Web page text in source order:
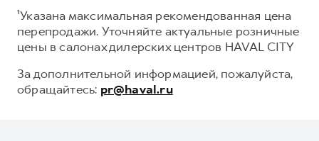
¹Указана максимальная рекомендованная цена
перепродажи. Уточняйте актуальные розничные
цены в салонах дилерских центров HAVAL CITY
За дополнительной информацией, пожалуйста,
обращайтесь: pr@haval.ru